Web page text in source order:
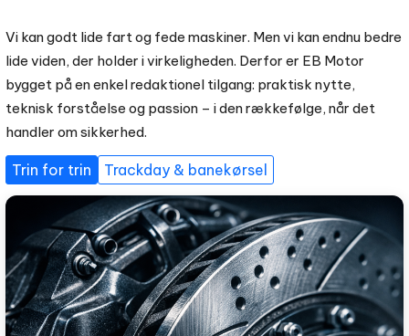
Vi kan godt lide fart og fede maskiner. Men vi kan endnu bedre
lide viden, der holder i virkeligheden. Derfor er EB Motor
bygget på en enkel redaktionel tilgang: praktisk nytte,
teknisk forståelse og passion – i den rækkefølge, når det
handler om sikkerhed.
Trin for trin Trackday & banekørsel